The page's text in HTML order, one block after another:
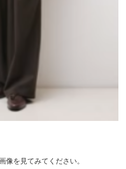
像を見てみてください。